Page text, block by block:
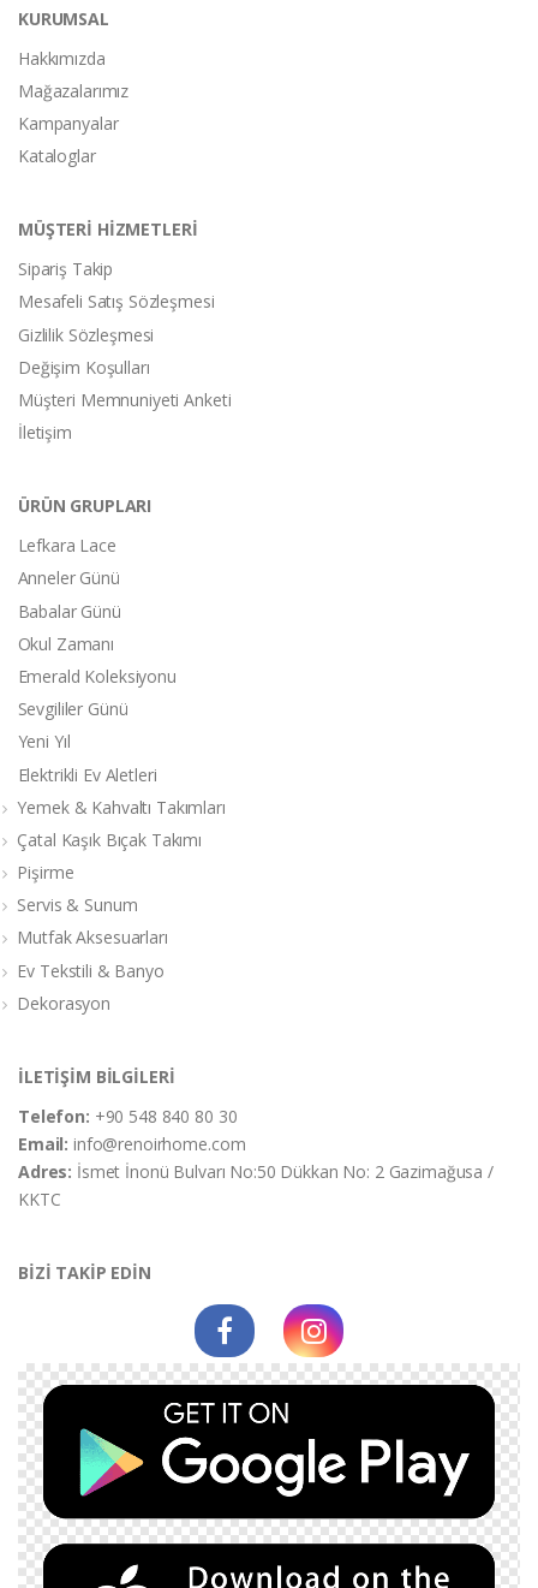
KURUMSAL
Hakkımızda
Mağazalarımız
Kampanyalar
Kataloglar
MÜŞTERİ HİZMETLERİ
Sipariş Takip
Mesafeli Satış Sözleşmesi
Gizlilik Sözleşmesi
Değişim Koşulları
Müşteri Memnuniyeti Anketi
İletişim
ÜRÜN GRUPLARI
Lefkara Lace
Anneler Günü
Babalar Günü
Okul Zamanı
Emerald Koleksiyonu
Sevgililer Günü
Yeni Yıl
Elektrikli Ev Aletleri
Yemek & Kahvaltı Takımları
Çatal Kaşık Bıçak Takımı
Pişirme
Servis & Sunum
Mutfak Aksesuarları
Ev Tekstili & Banyo
Dekorasyon
İLETİŞİM BİLGİLERİ
Telefon: +90 548 840 80 30
Email:info@renoirhome.com
Adres: İsmet İnonü Bulvarı No:50 Dükkan No: 2 Gazimağusa /
KKTC
BİZİ TAKİP EDİN